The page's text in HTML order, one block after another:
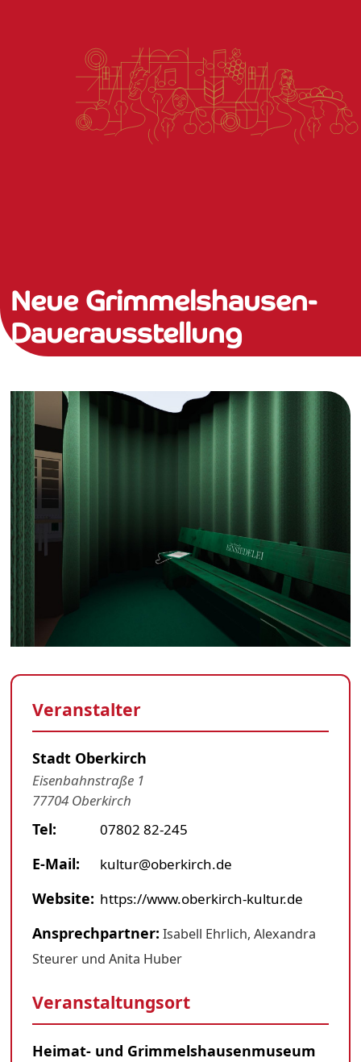
Neue Grimmelshausen-
Dauerausstellung
Veranstalter
Stadt Oberkirch
Eisenbahnstraße 1
77704 Oberkirch
Tel: 07802 82-245
E-Mail: kultur@oberkirch.de
Website: https://www.oberkirch-kultur.de
Ansprechpartner: Isabell Ehrlich, Alexandra
Steurer und Anita Huber
Veranstaltungsort
Heimat- und Grimmelshausenmuseum